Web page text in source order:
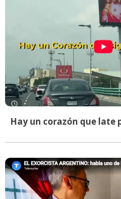
Hay un corazón que late